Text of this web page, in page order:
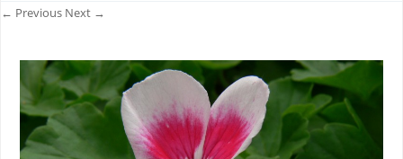
← Previous Next →